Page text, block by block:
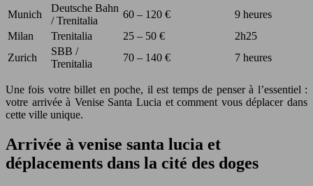
Munich
Deutsche Bahn
/ Trenitalia
60 – 120 €
9 heures
Milan
Trenitalia 25 – 50 €
2h25
Zurich
SBB /
Trenitalia
70 – 140 € 7 heures
Une fois votre billet en poche, il est temps de penser à l’essentiel :
votre arrivée à Venise Santa Lucia et comment vous déplacer dans
cette ville unique.
Arrivée à venise santa lucia et
déplacements dans la cité des doges